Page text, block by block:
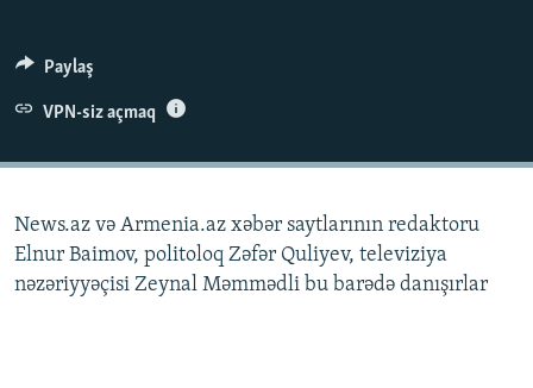
İNFOQRAFIKA
KARIKATURA
AZƏRBAYCAN ƏDƏBIYYATI KITABXANASI
İSLAM VƏ DEMOKRATIYA
MISSIYAMIZ
PEŞƏ ETIKASI VƏ JURNALISTIKA STANDARTLARIMIZ
BIZIMLƏ ƏLAQƏ
XƏBƏR BÜLLETENLƏRIMIZ
BIZI IZLƏ
Paylaş
VPN-siz açmaq
News.az və Armenia.az xəbər saytlarının redaktoru
Elnur Baimov, politoloq Zəfər Quliyev, televiziya
nəzəriyyəçisi Zeynal Məmmədli bu barədə danışırlar